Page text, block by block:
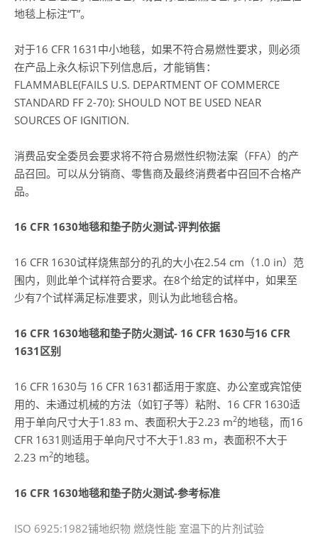
地毯上标注“T”。
对于16 CFR 1631中小地毯，如果不符合易燃性要求，则必须
在产品上永久标识下列信息后，才能销售：
FLAMMABLE(FAILS U.S. DEPARTMENT OF COMMERCE
STANDARD FF 2-70): SHOULD NOT BE USED NEAR
SOURCES OF IGNITION.
消费品安全委员会要求将不符合易燃性织物法案（FFA）的产
品召回。可以从分销商、零售商及最终消费者中召回不合格产
品。
16 CFR 1630地毯和垫子防火测试-评判依据
16 CFR 1630试样烧焦部分的孔的大小在2.54 cm（1.0 in）范
围内，则此单个试样符合要求。在8个给定的试样中，如果至
少有7个试样满足标准要求，则认为此地毯合格。
16 CFR 1630地毯和垫子防火测试- 16 CFR 1630与16 CFR
1631区别
16 CFR 1630与 16 CFR 1631都适用于家庭、办公室或宾馆使
用的、未通过机械的方法（如钉子等）粘附、16 CFR 1630适
用于单向尺寸大于1.83 m、表面积大于2.23 m2的地毯，而16
CFR 1631则适用于单向尺寸不大于1.83 m，表面积不大于
2.23 m2的地毯。
16 CFR 1630地毯和垫子防火测试-参考标准
ISO 6925:1982铺地织物 燃烧性能 室温下的片剂试验